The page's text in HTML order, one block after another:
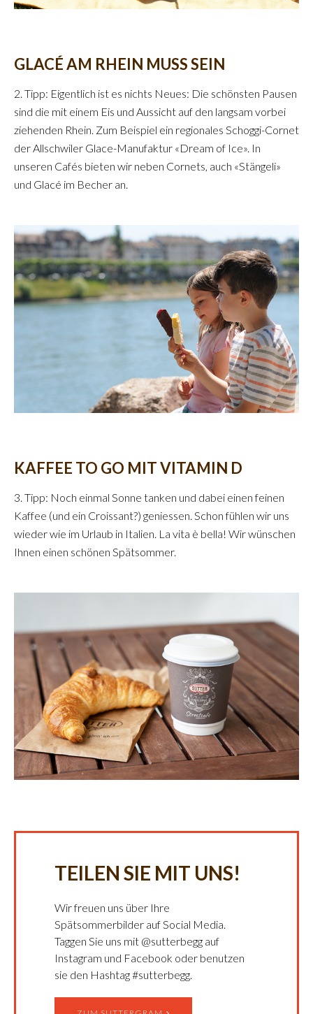
GLACÉ AM RHEIN MUSS SEIN
2. Tipp: Eigentlich ist es nichts Neues: Die schönsten Pausen
sind die mit einem Eis und Aussicht auf den langsam vorbei
ziehenden Rhein. Zum Beispiel ein regionales Schoggi-Cornet
der Allschwiler Glace-Manufaktur «Dream of Ice». In
unseren Cafés bieten wir neben Cornets, auch «Stängeli»
und Glacé im Becher an.
KAFFEE TO GO MIT VITAMIN D
3. Tipp: Noch einmal Sonne tanken und dabei einen feinen
Kaffee (und ein Croissant?) geniessen. Schon fühlen wir uns
wieder wie im Urlaub in Italien. La vita è bella! Wir wünschen
Ihnen einen schönen Spätsommer.
TEILEN SIE MIT UNS!
Wir freuen uns über Ihre
Spätsommerbilder auf Social Media.
Taggen Sie uns mit @sutterbegg auf
Instagram und Facebook oder benutzen
sie den Hashtag #sutterbegg.